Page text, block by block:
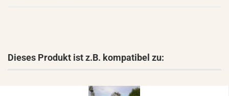
Dieses Produkt ist z.B. kompatibel zu: